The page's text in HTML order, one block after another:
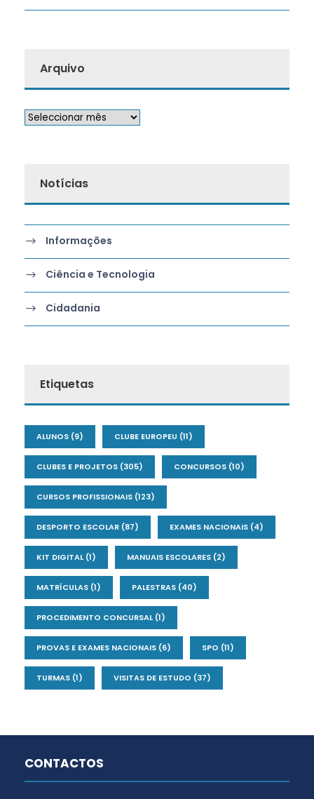
Arquivo
Notícias
Informações
Ciência e Tecnologia
Cidadania
Etiquetas
ALUNOS (9) CLUBE EUROPEU (11)
CLUBES E PROJETOS (305) CONCURSOS (10)
CURSOS PROFISSIONAIS (123)
DESPORTO ESCOLAR (87) EXAMES NACIONAIS (4)
KIT DIGITAL(1) MANUAIS ESCOLARES (2)
MATRÍCULAS (1) PALESTRAS (40)
PROCEDIMENTO CONCURSAL(1)
PROVAS E EXAMES NACIONAIS (6) SPO (11)
TURMAS (1) VISITAS DE ESTUDO (37)
CONTACTOS